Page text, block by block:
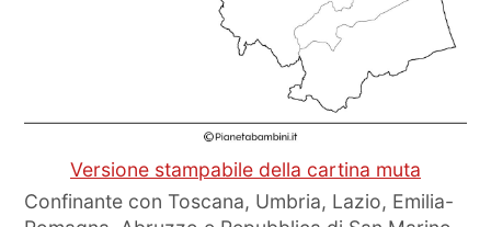
Versione stampabile della cartina muta
Confinante con Toscana, Umbria, Lazio, Emilia-